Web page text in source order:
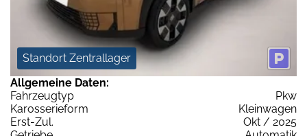
Standort Zentrallager
Allgemeine Daten:
Fahrzeugtyp
Pkw
Karosserieform
Kleinwagen
Erst-Zul.
Okt / 2025